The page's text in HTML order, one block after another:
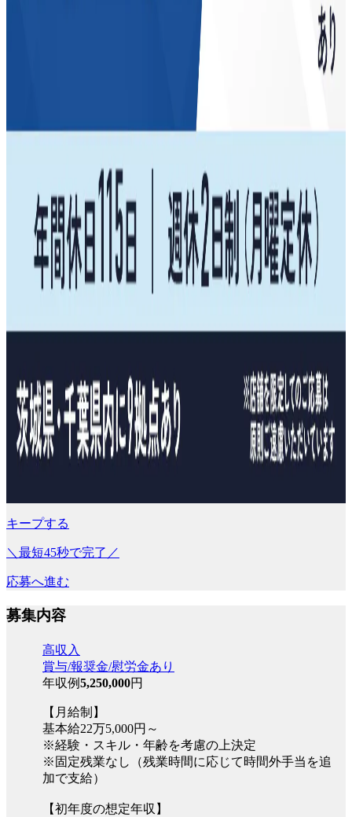
キープする
＼最短45秒で完了／
応募へ進む
募集内容
高収入
賞与/報奨金/慰労金あり
年収例5,250,000円
【月給制】
基本給22万5,000円～
※経験・スキル・年齢を考慮の上決定
※固定残業なし（残業時間に応じて時間外手当を追
加で支給）
【初年度の想定年収】